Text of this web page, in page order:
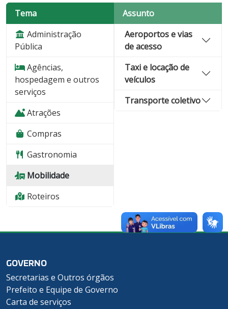
Tema
Administração
Pública
Agências,
hospedagem e outros
serviços
Atrações
Compras
Gastronomia
Mobilidade
Roteiros
Assunto
Aeroportos e vias
de acesso
Taxi e locação de
veículos
Transporte coletivo
GOVERNO
Secretarias e Outros órgãos
Prefeito e Equipe de Governo
Carta de serviços